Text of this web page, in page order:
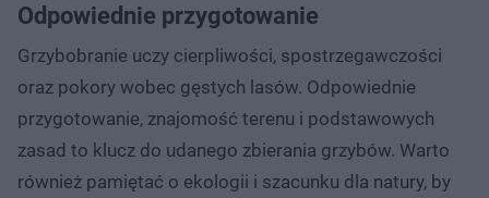
Odpowiednie przygotowanie
Grzybobranie uczy cierpliwości, spostrzegawczości
oraz pokory wobec gęstych lasów. Odpowiednie
przygotowanie, znajomość terenu i podstawowych
zasad to klucz do udanego zbierania grzybów. Warto
również pamiętać o ekologii i szacunku dla natury, by